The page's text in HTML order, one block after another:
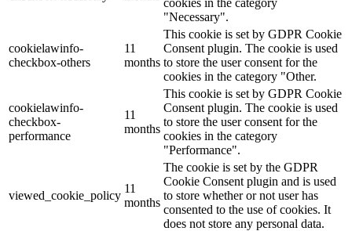
cookies in the category
"Necessary".
cookielawinfo-
checkbox-others
11
months
This cookie is set by GDPR Cookie
Consent plugin. The cookie is used
to store the user consent for the
cookies in the category "Other.
cookielawinfo-
checkbox-
performance
11
months
This cookie is set by GDPR Cookie
Consent plugin. The cookie is used
to store the user consent for the
cookies in the category
"Performance".
viewed_cookie_policy
11
months
The cookie is set by the GDPR
Cookie Consent plugin and is used
to store whether or not user has
consented to the use of cookies. It
does not store any personal data.